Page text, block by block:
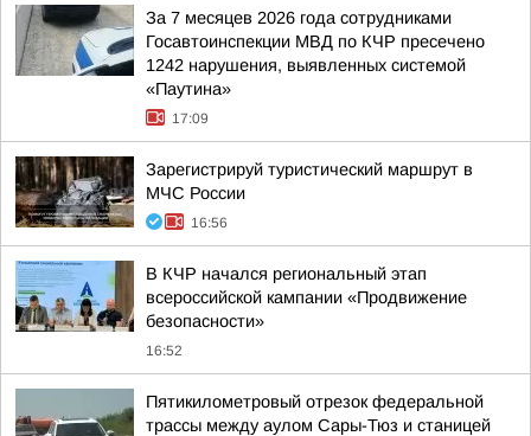
За 7 месяцев 2026 года сотрудниками
Госавтоинспекции МВД по КЧР пресечено
1242 нарушения, выявленных системой
«Паутина»
17:09
Зарегистрируй туристический маршрут в
МЧС России
16:56
В КЧР начался региональный этап
всероссийской кампании «Продвижение
безопасности»
16:52
Пятикилометровый отрезок федеральной
трассы между аулом Сары-Тюз и станицей